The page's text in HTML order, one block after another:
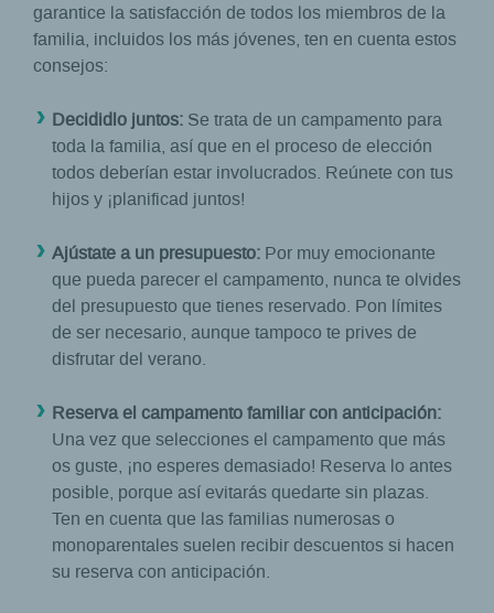
garantice la satisfacción de todos los miembros de la
familia, incluidos los más jóvenes, ten en cuenta estos
consejos:
Decididlo juntos: Se trata de un campamento para
toda la familia, así que en el proceso de elección
todos deberían estar involucrados. Reúnete con tus
hijos y ¡planificad juntos!
Ajústate a un presupuesto: Por muy emocionante
que pueda parecer el campamento, nunca te olvides
del presupuesto que tienes reservado. Pon límites
de ser necesario, aunque tampoco te prives de
disfrutar del verano.
Reserva el campamento familiar con anticipación:
Una vez que selecciones el campamento que más
os guste, ¡no esperes demasiado! Reserva lo antes
posible, porque así evitarás quedarte sin plazas.
Ten en cuenta que las familias numerosas o
monoparentales suelen recibir descuentos si hacen
su reserva con anticipación.